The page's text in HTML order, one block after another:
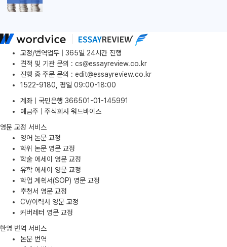
교정/번역업무 | 365일 24시간 진행
견적 및 기관 문의 : cs@essayreview.co.kr
진행 중 주문 문의 : edit@essayreview.co.kr
1522-9180, 평일 09:00-18:00
계좌 | 국민은행 366501-01-145991
예금주 | 주식회사 워드바이스
영문 교정 서비스
영어 논문 교정
학위 논문 영문 교정
학술 에세이 영문 교정
유학 에세이 영문 교정
학업 계획서(SOP) 영문 교정
추천서 영문 교정
CV/이력서 영문 교정
커버레터 영문 교정
한영 번역 서비스
논문 번역